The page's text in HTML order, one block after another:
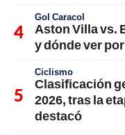
Gol Caracol
Aston Villa vs.
y dónde ver
Ciclismo
Clasificación
2026, tras la
destacó